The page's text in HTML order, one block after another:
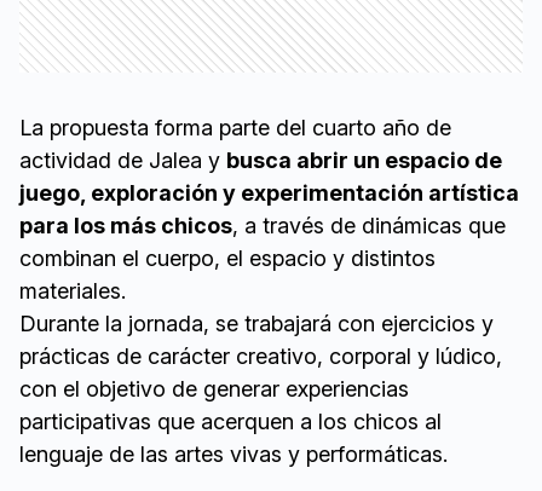
La propuesta forma parte del cuarto año de
actividad de Jalea y busca abrir un espacio de
juego, exploración y experimentación artística
para los más chicos, a través de dinámicas que
combinan el cuerpo, el espacio y distintos
materiales.
Durante la jornada, se trabajará con ejercicios y
prácticas de carácter creativo, corporal y lúdico,
con el objetivo de generar experiencias
participativas que acerquen a los chicos al
lenguaje de las artes vivas y performáticas.